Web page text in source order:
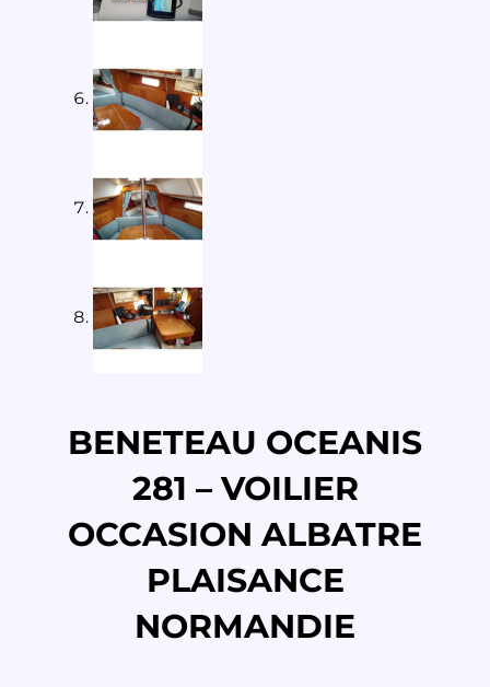
BENETEAU OCEANIS
281 – VOILIER
OCCASION ALBATRE
PLAISANCE
NORMANDIE